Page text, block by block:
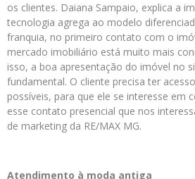
os clientes. Daiana Sampaio, explica a
tecnologia agrega ao modelo
franquia, no primeiro contato com o
mercado imobiliário está muito mais
isso, a boa apresentação do imóvel no
fundamental. O cliente precisa ter
possíveis, para que ele se interesse em
esse contato presencial que nos
de marketing da RE/MAX MG.
Atendimento à moda antiga